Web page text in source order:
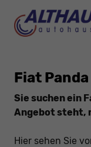
Fiat Panda
Sie suchen ein
Angebot steht,
Hier sehen Sie